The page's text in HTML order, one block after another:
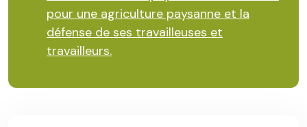
pour une agriculture paysanne et la
défense de ses travailleuses et
travailleurs.